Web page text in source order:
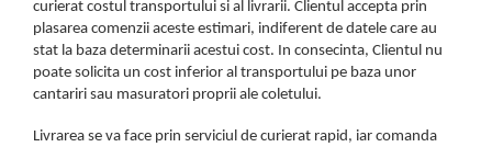
curierat costul transportului si al livrarii. Clientul accepta prin
plasarea comenzii aceste estimari, indiferent de datele care au
stat la baza determinarii acestui cost. In consecinta, Clientul nu
poate solicita un cost inferior al transportului pe baza unor
cantariri sau masuratori proprii ale coletului.
Livrarea se va face prin serviciul de curierat rapid, iar comanda